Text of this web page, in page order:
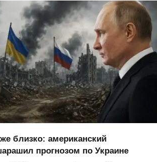
близко: американский
прогнозом по Украине